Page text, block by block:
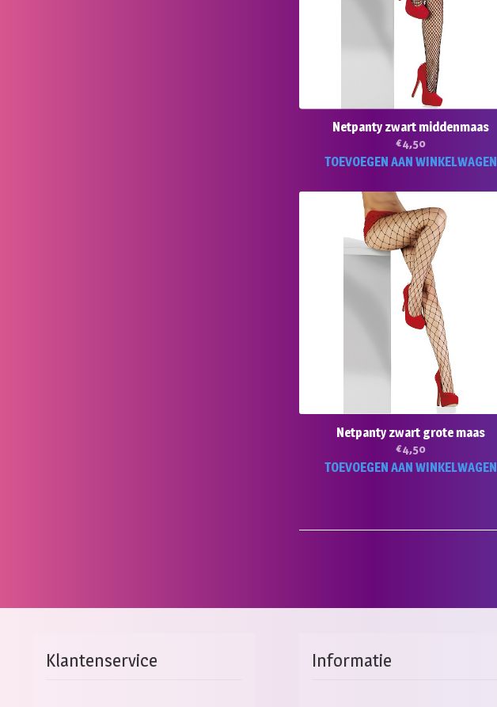
Netpanty zwart middenmaas
€4,50
TOEVOEGEN AAN WINKELWAGEN
Netpanty zwart grote maas
€4,50
TOEVOEGEN AAN WINKELWAGEN
Klantenservice Informatie